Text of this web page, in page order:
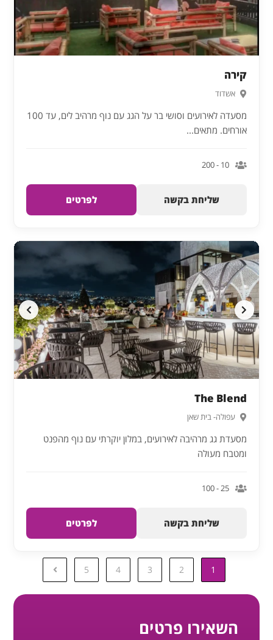
קירה
אשדוד
מסעדה לאירועים וסושי בר על הגג עם נוף מרהיב לים, עד 100
אורחים. מתאים...
10 - 200
שליחת בקשה לפרטים
The Blend
עפולה- בית שאן
מסעדת גג מרהיבה לאירועים, במלון יוקרתי עם נוף מהפנט
ומטבח מעולה
25 - 100
שליחת בקשה לפרטים
1
2
3
4
5
השאירו פרטים